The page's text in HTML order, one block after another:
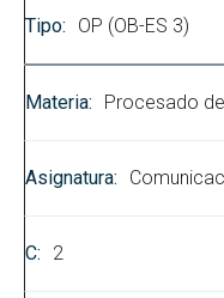
OP (OB-ES 3)
Procesado
2